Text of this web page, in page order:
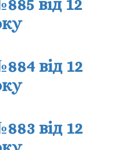
від 12
від 12
від 12